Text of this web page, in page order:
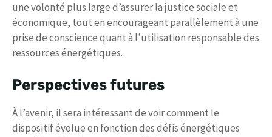
une volonté plus large d’assurer la justice sociale et
économique, tout en encourageant parallèlement à une
prise de conscience quant à l’utilisation responsable des
ressources énergétiques.
Perspectives futures
À l’avenir, il sera intéressant de voir comment le
dispositif évolue en fonction des défis énergétiques